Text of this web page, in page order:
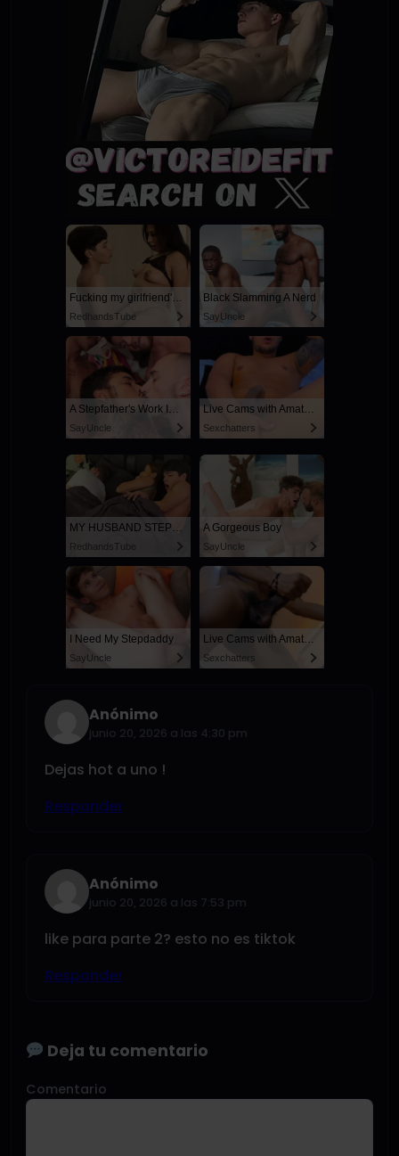
Fucking my girlfriend's hot mommy by mistake
RedhandsTube
Black Slamming A Nerd
SayUncle
A Stepfather's Work Is Never Done
SayUncle
Live Cams with Amateur Men
Sexchatters
MY HUSBAND STEPSON MISTAKENLY GIVES ME IN THE ASS
RedhandsTube
A Gorgeous Boy
SayUncle
I Need My Stepdaddy
SayUncle
Live Cams with Amateur Men
Sexchatters
Anónimo
junio 20, 2026 a las 4:30 pm
Dejas hot a uno !
Responder
Anónimo
junio 20, 2026 a las 7:53 pm
like para parte 2? esto no es tiktok
Responder
Deja tu comentario
Comentario